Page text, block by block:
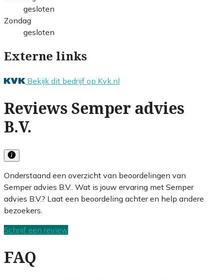
gesloten
Zondag
gesloten
Externe links
Bekijk dit bedrijf op Kvk.nl
Reviews Semper advies
B.V.
Onderstaand een overzicht van beoordelingen van
Semper advies B.V.. Wat is jouw ervaring met Semper
advies B.V.? Laat een beoordeling achter en help andere
bezoekers.
Schrijf een review
FAQ